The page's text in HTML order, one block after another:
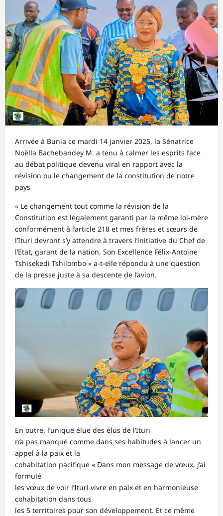
Arrivée à Bunia ce mardi 14 janvier 2025, la Sénatrice
Noëlla Bachebandey M. a tenu à calmer les esprits face
au débat politique devenu viral en rapport avec la
révision ou le changement de la constitution de notre
pays
« Le changement tout comme la révision de la
Constitution est légalement garanti par la même loi-mère
conformément à l’article 218 et mes frères et sœurs de
l’Ituri devront s’y attendre à travers l’initiative du Chef de
l’Etat, garant de la nation, Son Excellence Félix-Antoine
Tshisekedi Tshilombo » a-t-elle répondu à une question
de la presse juste à sa descente de l’avion.
En outre, l’unique élue des élus de l’Ituri
n’a pas manqué comme dans ses habitudes à lancer un
appel à la paix et la
cohabitation pacifique « Dans mon message de vœux, j’ai
formulé
les vœux de voir l’Ituri vivre en paix et en harmonieuse
cohabitation dans tous
les 5 territoires pour son développement. Et ce même